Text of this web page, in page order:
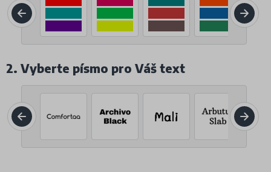
2. Vyberte písmo pro Váš text